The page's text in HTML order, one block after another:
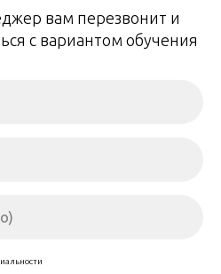
вам перезвонит и
с вариантом обучения